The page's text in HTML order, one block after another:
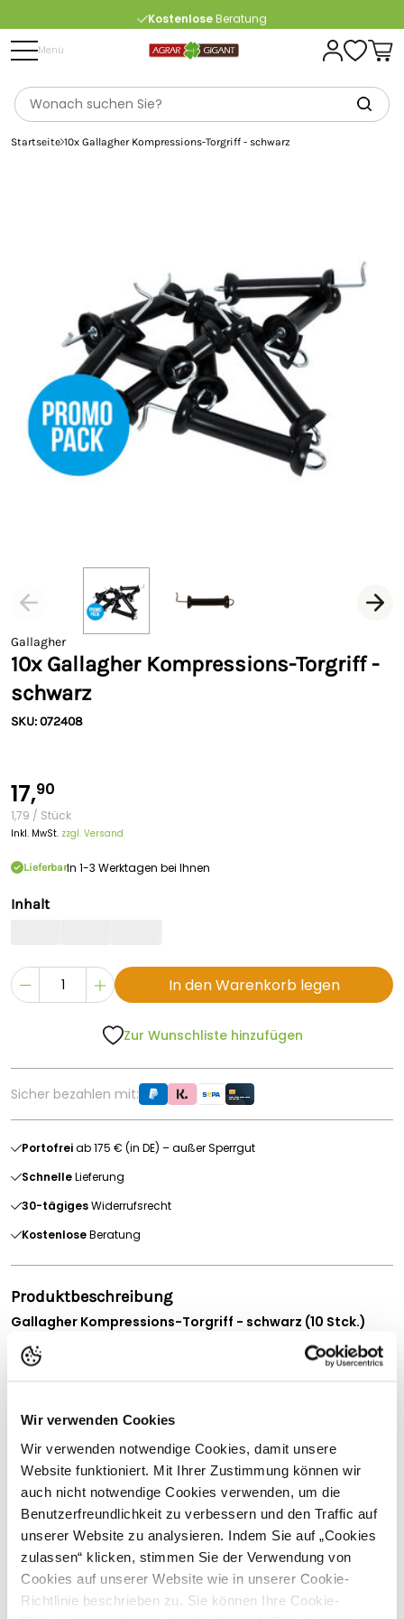
Wir verwenden Cookies
Wir verwenden notwendige Cookies, damit unsere
Website funktioniert. Mit Ihrer Zustimmung können wir
auch nicht notwendige Cookies verwenden, um die
Benutzerfreundlichkeit zu verbessern und den Traffic auf
unserer Website zu analysieren. Indem Sie auf „Cookies
zulassen“ klicken, stimmen Sie der Verwendung von
Cookies auf unserer Website wie in unserer Cookie-
Richtlinie beschrieben zu. Sie können Ihre Cookie-
Kostenlose Beratung
ab 175 € (in DE) – außer Sperrgut
Menü
Startseite 10x Gallagher Kompressions-Torgriff - schwarz
Gallagher
10x Gallagher Kompressions-Torgriff -
schwarz
SKU: 072408
17,90
1,79 / Stück
Inkl. MwSt. zzgl. Versand
LieferbarIn 1-3 Werktagen bei Ihnen
Inhalt
In den Warenkorb legen
Zur Wunschliste hinzufügen
Sicher bezahlen mit:
Portofreiab 175 € (in DE) – außer Sperrgut
SchnelleLieferung
30-tägigesWiderrufsrecht
KostenloseBeratung
Produktbeschreibung
Gallagher Kompressions-Torgriff - schwarz (10 Stck.)
Schnelle, sichere Durchgänge für elektrische Weidezäune
elektrifizierten Durchgängen in Weidezäunen. Durch den
besonders schnell und sicher in einen Torgriff-Isolator
einhaken – ideal für häufig genutzte Übergänge in Stall-,
Weide- oder Koppelsystemen.
Die starke Isolierung schützt zuverlässig vor Stromschlägen
und sorgt für eine sichere Handhabung beim Öffnen und
Schließen des Zauns. Der robuste Kunststoff ist für den
dauerhaften Einsatz im Außenbereich ausgelegt und
widersteht Witterungseinflüssen ebenso wie mechanischer
Beanspruchung im täglichen Betrieb.
Vollständige Beschreibung lesen
Kundenbewertungen